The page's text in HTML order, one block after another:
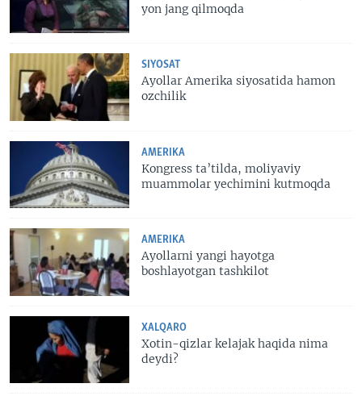
yon jang qilmoqda
SIYOSAT
Ayollar Amerika siyosatida hamon
ozchilik
AMERIKA
Kongress ta’tilda, moliyaviy
muammolar yechimini kutmoqda
AMERIKA
Ayollarni yangi hayotga
boshlayotgan tashkilot
XALQARO
Xotin-qizlar kelajak haqida nima
deydi?